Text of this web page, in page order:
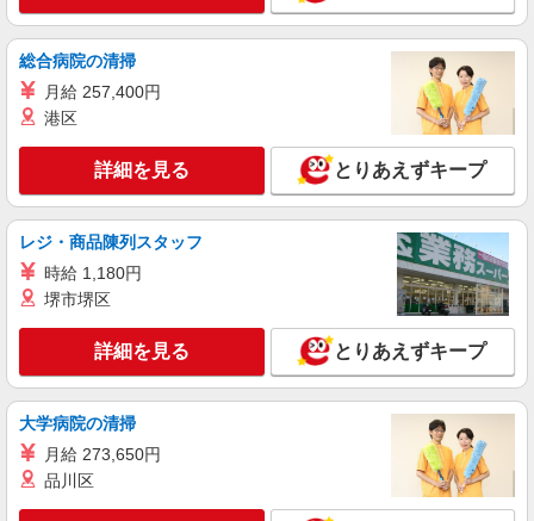
総合病院の清掃
月給 257,400円
港区
詳細を見る とりあえずキープ
レジ・商品陳列スタッフ
時給 1,180円
堺市堺区
詳細を見る とりあえずキープ
大学病院の清掃
月給 273,650円
品川区